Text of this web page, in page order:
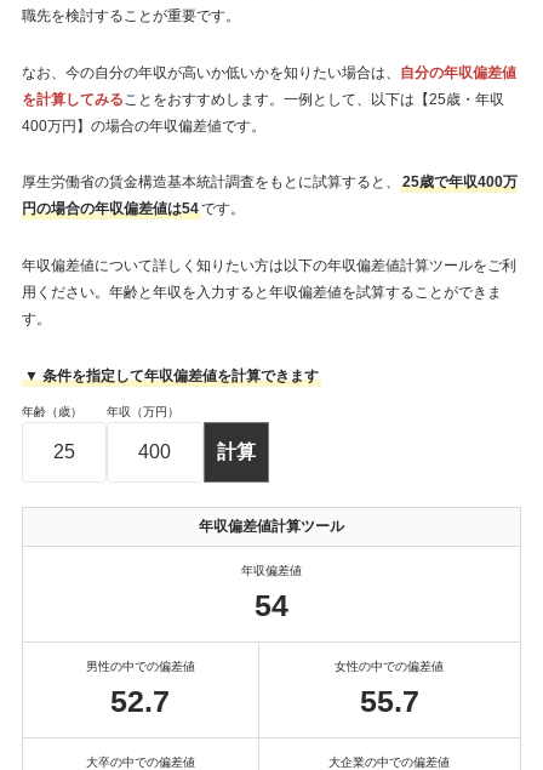
職先を検討することが重要です。
なお、今の自分の年収が高いか低いかを知りたい場合は、 自分の年収偏差値
を計算してみる ことをおすすめします。一例として、以下は【25歳・年収
400万円】の場合の年収偏差値です。
厚生労働省の賃金構造基本統計調査をもとに試算すると、
25歳で年収400万
円の場合の年収偏差値は54です。
年収偏差値について詳しく知りたい方は以下の年収偏差値計算ツールをご利
用ください。年齢と年収を入力すると年収偏差値を試算することができま
す。
▼ 条件を指定して年収偏差値を計算できます
年齢（歳） 年収（万円）
年収偏差値計算ツール
年収偏差値
54
男性の中での偏差値
52.7
女性の中での偏差値
55.7
大卒の中での偏差値 大企業の中での偏差値